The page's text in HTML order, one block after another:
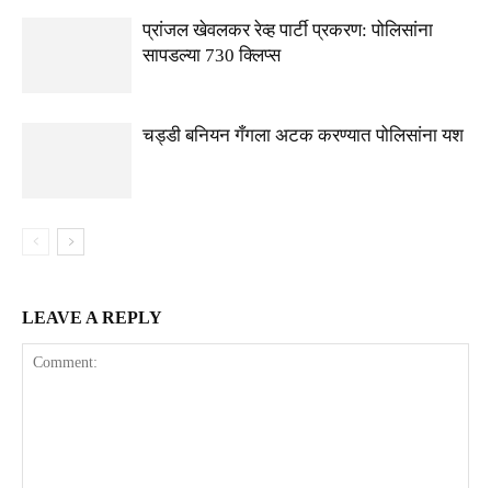
प्रांजल खेवलकर रेव्ह पार्टी प्रकरण: पोलिसांना
सापडल्या 730 क्लिप्स
चड्डी बनियन गँगला अटक करण्यात पोलिसांना यश
LEAVE A REPLY